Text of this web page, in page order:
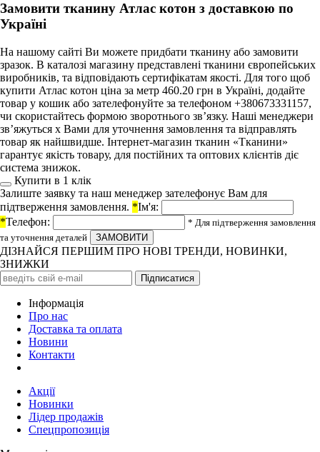
Замовити тканину Атлас котон з доставкою по
Україні
На нашому сайті Ви можете придбати тканину або замовити
зразок. В каталозі магазину представлені тканини європейських
виробників, та відповідають сертифікатам якості. Для того щоб
купити Атлас котон ціна за метр 460.20 грн в Україні, додайте
товар у кошик або зателефонуйте за телефоном +380673331157,
чи скористайтесь формою зворотнього зв’язку. Наші менеджери
зв’яжуться х Вами для уточнення замовлення та відправлять
товар як найшвидше. Інтернет-магазин тканин «Тканини»
гарантує якість товару, для постійних та оптових клієнтів діє
система знижок.
Купити в 1 клiк
Залиште заявку та наш менеджер зателефонує Вам для
підтверження замовлення. *Ім'я:
*Телефон:
* Для підтверження замовлення
та уточнення деталей
ДІЗНАЙСЯ ПЕРШИМ ПРО НОВІ ТРЕНДИ, НОВИНКИ,
ЗНИЖКИ
Iнформація
Про нас
Доставка та оплата
Новини
Контакти
Акції
Новинки
Лідер продажів
Спецпропозиція